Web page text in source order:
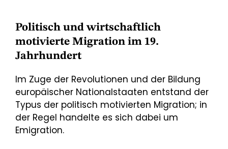
Politisch und wirtschaftlich
motivierte Migration im 19.
Jahrhundert
Im Zuge der Revolutionen und der Bildung
europäischer Nationalstaaten entstand der
Typus der politisch motivierten Migration; in
der Regel handelte es sich dabei um
Emigration.